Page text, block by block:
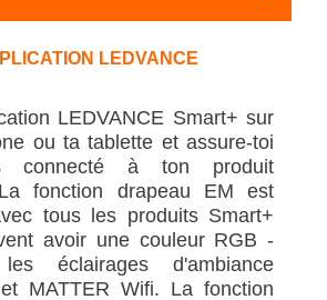
LEDVANCE
LEDVANCE Smart+ sur
ou ta tablette et assure-toi
à ton produit
fonction drapeau EM est
tous les produits Smart+
avoir une couleur RGB -
éclairages d'ambiance
MATTER Wifi. La fonction